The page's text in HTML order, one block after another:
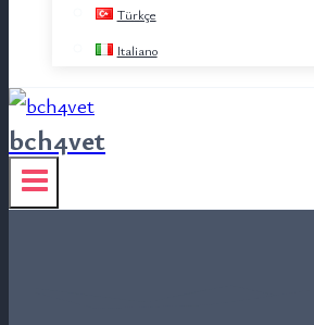
Türkçe
Italiano
bch4vet